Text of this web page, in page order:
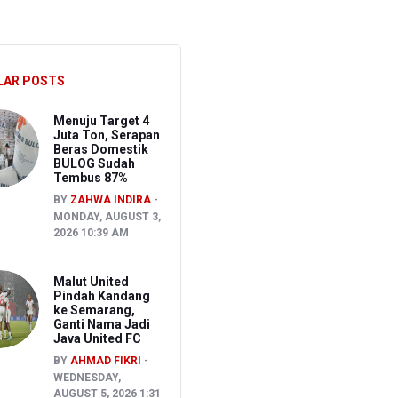
Pembakaran Lahan untuk Membuka Kebun Warga
POSTS
Menuju Target 4
Juta Ton, Serapan
Beras Domestik
BULOG Sudah
Tembus 87%
BY ZAHWA INDIRA
MONDAY, AUGUST 3,
2026 10:39 AM
Malut United
Pindah Kandang
ke Semarang,
Ganti Nama Jadi
Java United FC
BY AHMAD FIKRI
WEDNESDAY,
AUGUST 5, 2026 1:31